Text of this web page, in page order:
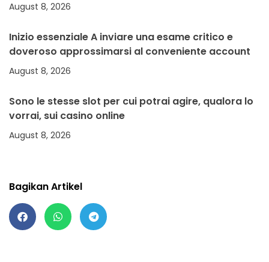
August 8, 2026
Inizio essenziale A inviare una esame critico e
doveroso approssimarsi al conveniente account
August 8, 2026
Sono le stesse slot per cui potrai agire, qualora lo
vorrai, sui casino online
August 8, 2026
Bagikan Artikel